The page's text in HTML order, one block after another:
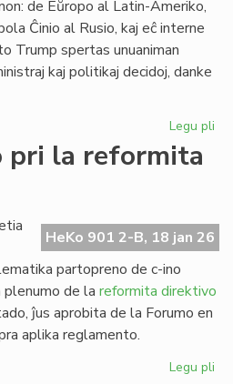
de Eŭropo al Latin-Ameriko,
Ĉinio al Rusio, kaj eĉ interne
Trump spertas unuaniman
kaj politikaj decidoj, danke
Legu pli
pri la reformita
HeKo 901 2-B, 18 jan 26
partopreno de c-ino
de la reformita direktivo
ĵus aprobita de la Forumo en
aplika reglamento.
Legu pli